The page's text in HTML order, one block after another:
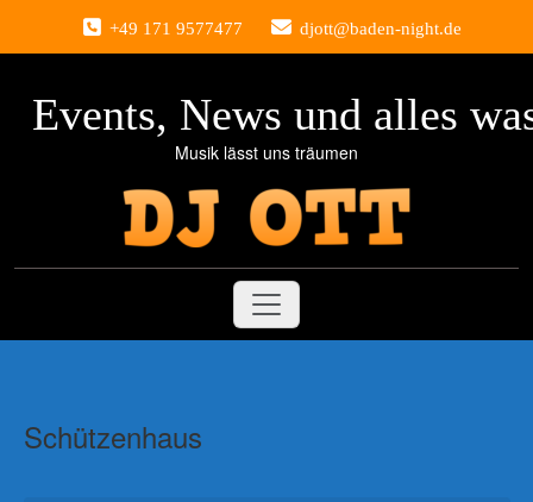
springen
+49 171 9577477 djott@baden-night.de
Events, News und alles
Musik lässt uns träumen
Schützenhaus